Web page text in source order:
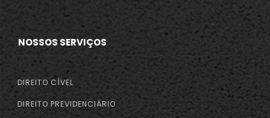
NOSSOS SERVIÇOS
DIREITO CÍVEL
DIREITO PREVIDENCIÁRIO